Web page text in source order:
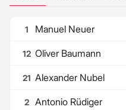
1 Manuel Neuer
12 Oliver Baumann
21 Alexander Nubel
2 Antonio Rüdiger